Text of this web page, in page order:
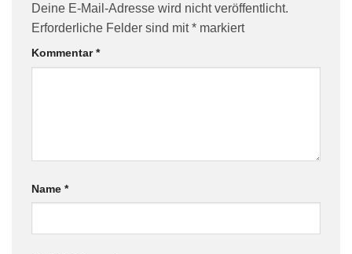
Deine E-Mail-Adresse wird nicht veröffentlicht.
Erforderliche Felder sind mit* markiert
Kommentar*
Name *